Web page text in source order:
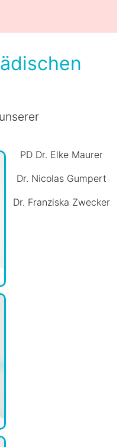
PD Dr. Elke Maurer
Dr. Nicolas Gumpert
Dr. Franziska Zwecker